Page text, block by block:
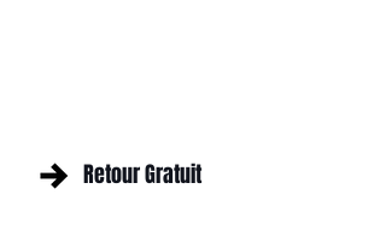
Retour Gratuit